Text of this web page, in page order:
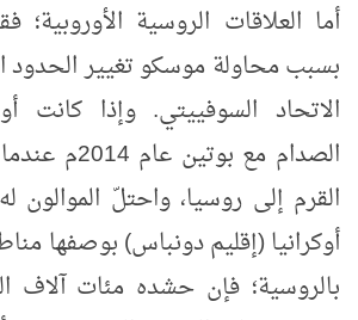
أما العلاقات الروسية
بسبب محاولة موسكو تغيير الحدود
الاتحاد السوفييتي. وإذا كانت
الصدام مع
القرم إلى روسيا، واحتلّ
أوكرانيا (إقليم دونباس) بوصفها
بالروسية؛ فإن حشده مئات آلاف